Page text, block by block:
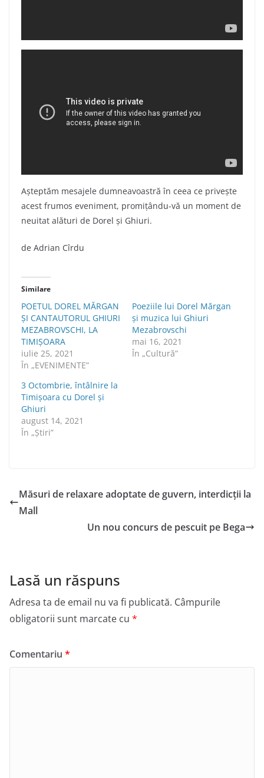
Așteptăm mesajele dumneavoastră în ceea ce privește
acest frumos eveniment, promițându-vă un moment de
neuitat alături de Dorel și Ghiuri.
de Adrian Cîrdu
Similare
POETUL DOREL MĂRGAN
ȘI CANTAUTORUL GHIURI
MEZABROVSCHI, LA
TIMIȘOARA
iulie 25, 2021
În „EVENIMENTE”
Poeziile lui Dorel Mărgan
şi muzica lui Ghiuri
Mezabrovschi
mai 16, 2021
În „Cultură”
3 Octombrie, întâlnire la
Timișoara cu Dorel și
Ghiuri
august 14, 2021
În „Știri”
Măsuri de relaxare adoptate de guvern, interdicții la
Mall
Un nou concurs de pescuit pe Bega
Lasă un răspuns
Adresa ta de email nu va fi publicată. Câmpurile
obligatorii sunt marcate cu *
Comentariu *